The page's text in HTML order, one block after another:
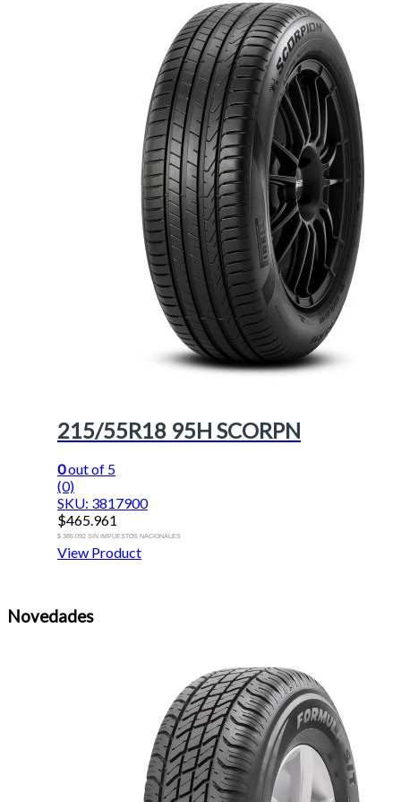
215/55R18 95H SCORPN
0out of 5
(0)
SKU: 3817900
$465.961
$ 385.092 SIN IMPUESTOS NACIONALES
View Product
Novedades